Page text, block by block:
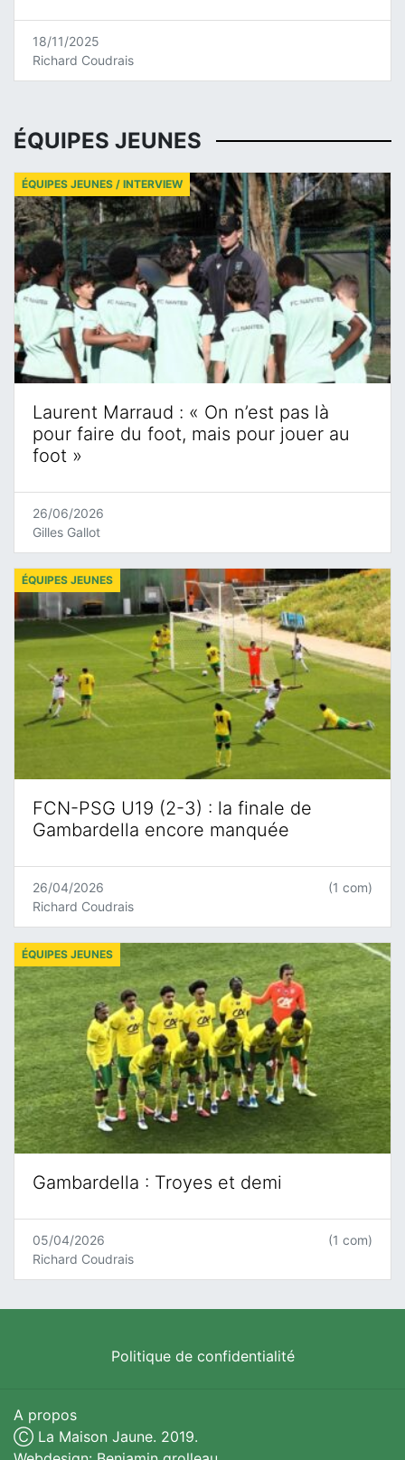
18/11/2025
Richard Coudrais
ÉQUIPES JEUNES
Laurent Marraud : « On n’est pas là
pour faire du foot, mais pour jouer au
foot »
ÉQUIPES JEUNES / INTERVIEW
26/06/2026
Gilles Gallot
FCN-PSG U19 (2-3) : la finale de
Gambardella encore manquée
ÉQUIPES JEUNES
26/04/2026
Richard Coudrais
(1 com)
Gambardella : Troyes et demi
ÉQUIPES JEUNES
05/04/2026
Richard Coudrais
(1 com)
Politique de confidentialité
A propos
Ⓒ La Maison Jaune. 2019.